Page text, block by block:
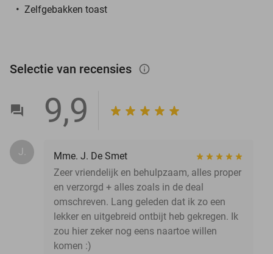
Zelfgebakken toast
Selectie van recensies info_outlined
9,9
J.
Mme. J. De Smet
Zeer vriendelijk en behulpzaam, alles proper
en verzorgd + alles zoals in de deal
omschreven. Lang geleden dat ik zo een
lekker en uitgebreid ontbijt heb gekregen. Ik
zou hier zeker nog eens naartoe willen
komen :)